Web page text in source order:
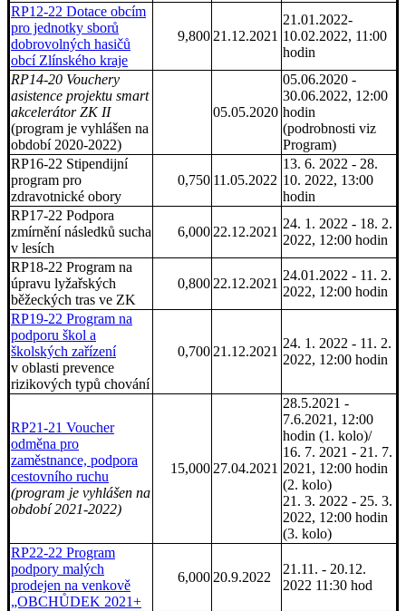
RP12-22 Dotace obcím
pro jednotky sborů
dobrovolných hasičů
obcí Zlínského kraje
9,800 21.12.2021
21.01.2022-
10.02.2022, 11:00
hodin
RP14-20 Vouchery
asistence projektu smart
akcelerátor ZK II
(program je vyhlášen na
období 2020-2022)
05.05.2020
05.06.2020 -
30.06.2022, 12:00
hodin
(podrobnosti viz
Program)
RP16-22 Stipendijní
program pro
zdravotnické obory
0,750 11.05.2022
13. 6. 2022 - 28.
10. 2022, 13:00
hodin
RP17-22 Podpora
zmírnění následků sucha
v lesích
6,000 22.12.2021
24. 1. 2022 - 18. 2.
2022, 12:00 hodin
RP18-22 Program na
úpravu lyžařských
běžeckých tras ve ZK
0,800 22.12.2021
24.01.2022 - 11. 2.
2022, 12:00 hodin
RP19-22 Program na
podporu škol a
školských zařízení
v oblasti prevence
rizikových typů chování
0,700 21.12.2021
24. 1. 2022 - 11. 2.
2022, 12:00 hodin
RP21-21 Voucher
odměna pro
zaměstnance, podpora
cestovního ruchu
(program je vyhlášen na
období 2021-2022)
15,000 27.04.2021
28.5.2021 -
7.6.2021, 12:00
hodin (1. kolo)/
16. 7. 2021 - 21. 7.
2021, 12:00 hodin
(2. kolo)
21. 3. 2022 - 25. 3.
2022, 12:00 hodin
(3. kolo)
RP22-22 Program
podpory malých
prodejen na venkově
„OBCHŮDEK 2021+
6,000 20.9.2022
21.11. - 20.12.
2022 11:30 hod